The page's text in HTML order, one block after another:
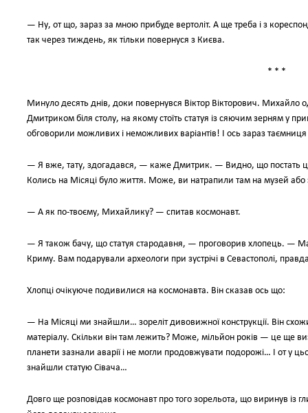
— Ну, от що, зараз за мною прибуде вертоліт. А ще треба і з
так через тиждень, як тільки повернуся з Києва.
* * *
Минуло десять днів, доки повернувся Віктор Вікторович. Михайло
Дмитриком біля столу, на якому стоїть статуя із сяючим зерням у
обговорили можливих і неможливих варіантів! І ось зараз
— Я вже, тату, здогадався, — каже Дмитрик. — Видно, що постать
Колись на Місяці було життя. Може, ви натрапили там на музей
— А як по-твоєму, Михайлику? — спитав космонавт.
— Я також бачу, що статуя стародавня, — проговорив хлопець. —
Криму. Вам подарували археологи при зустрічі в Севастополі,
Хлопці очікуюче подивилися на космонавта. Він сказав ось що:
— На Місяці ми знайшли… зореліт дивовижної конструкції. Він
матеріалу. Скільки він там лежить? Може, мільйон років — це ще
планети зазнали аварії і не могли продовжувати подорожі… І от у
знайшли статую Сівача…
Довго ще розповідав космонавт про того зорельота, що виринув із